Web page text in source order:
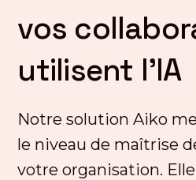
vos
utilisent l’IA
Notre solution Aiko
le niveau de maîtrise
votre organisation.